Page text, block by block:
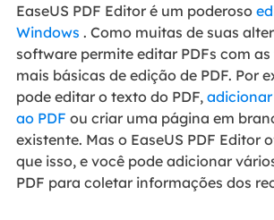
EaseUS PDF Editor é um poderoso
Windows . Como muitas de suas
software permite editar PDFs com
mais básicas de edição de PDF. Por
pode editar o texto do PDF,
ao PDF ou criar uma página em
existente. Mas o EaseUS PDF Editor
que isso, e você pode adicionar
PDF para coletar informações dos